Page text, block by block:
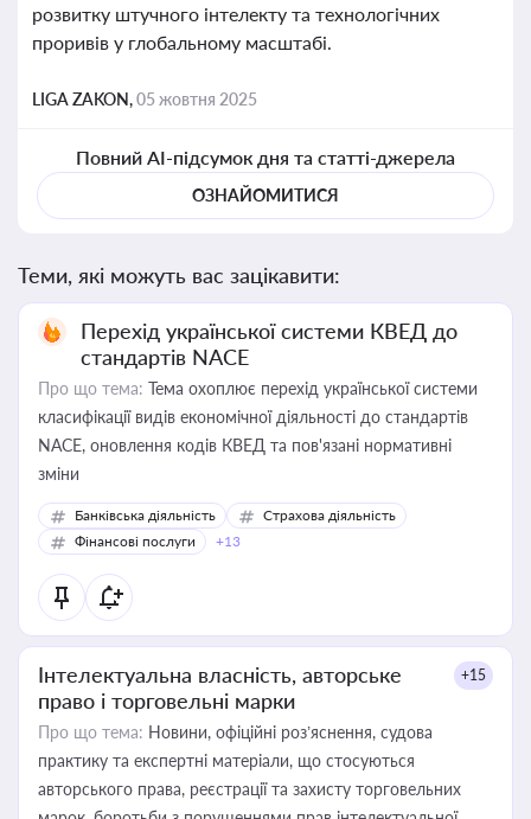
розвитку штучного інтелекту та технологічних
проривів у глобальному масштабі.
LIGA ZAKON,05 жовтня 2025
Повний AI-підсумок дня та статті-джерела
ОЗНАЙОМИТИСЯ
Теми, які можуть вас зацікавити:
Перехід української системи КВЕД до
стандартів NACE
Про що тема: Тема охоплює перехід української системи
класифікації видів економічної діяльності до стандартів
NACE, оновлення кодів КВЕД та пов'язані нормативні
зміни
Банківська діяльність
Страхова діяльність
Фінансові послуги
+13
Інтелектуальна власність, авторське
право і торговельні марки
+15
Про що тема: Новини, офіційні роз’яснення, судова
практику та експертні матеріали, що стосуються
авторського права, реєстрації та захисту торговельних